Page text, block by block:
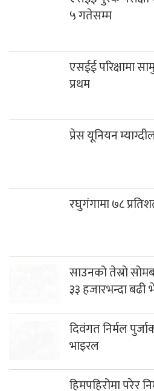
एसईई परिक्षामा
प्रेस यूनियन
साउनको तेस्रो
३३ हजारभन्दा
भाइरल
हिमपहिरोमा परेर
सम्पर्कविहीन